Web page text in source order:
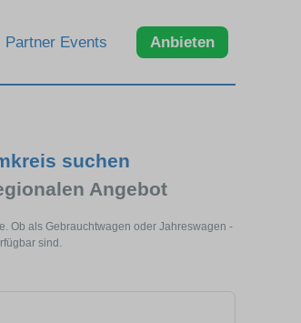
Partner Events Anbieten
suchen
Angebot
Ob als Gebrauchtwagen oder Jahreswagen -
sind.